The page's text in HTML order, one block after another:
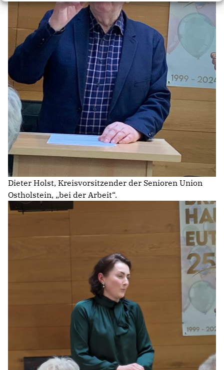
Dieter Holst, Kreisvorsitzender der Senioren Union
Ostholstein, „bei der Arbeit“.